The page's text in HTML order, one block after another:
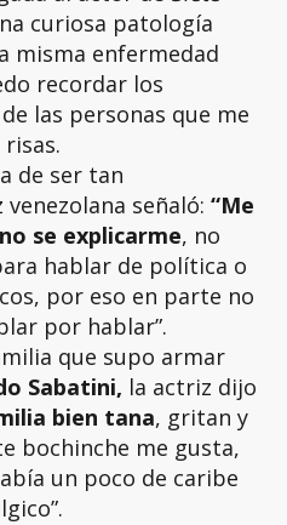
curiosa patología
misma enfermedad
recordar los
las personas que me
de ser tan
señaló: “Me
se explicarme, no
hablar de política o
por eso en parte no
por hablar”.
que supo armar
Sabatini, la actriz dijo
bien tana, gritan y
bochinche me gusta,
un poco de caribe